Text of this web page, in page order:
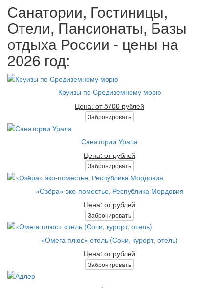
Санатории, Гостиницы,
Отели, Пансионаты, Базы
отдыха России - цены на
2026 год:
Круизы по Средиземному морю
Цена: от 5700 рублей
Забронировать
Санатории Урала
Цена: от рублей
Забронировать
«Озёра» эко-поместье, Республика Мордовия
Цена: от рублей
Забронировать
«Омега плюс» отель (Сочи, курорт, отель)
Цена: от рублей
Забронировать